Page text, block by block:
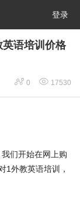
登录
语培训价格
 0  17530
们开始在网上购
1外教英语培训，